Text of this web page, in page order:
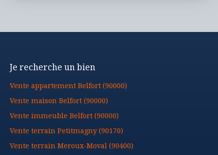
Je recherche un bien
Vente appartement Belfort (90000)
Vente maison Belfort (90000)
Vente immeuble Belfort (90000)
Vente terrain Petitmagny (90170)
Vente terrain Meroux-Moval (90400)